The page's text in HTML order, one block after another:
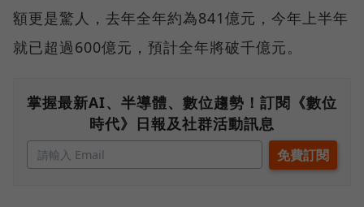
額更是驚人，去年全年約為841億元，今年上半年
就已超過600億元，預計全年將破千億元。
掌握最新AI、半導體、數位趨勢！訂閱《數位
時代》日報及社群活動訊息